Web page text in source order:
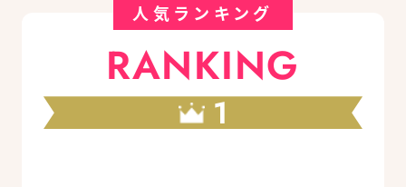
人気ランキング
RANKING
1